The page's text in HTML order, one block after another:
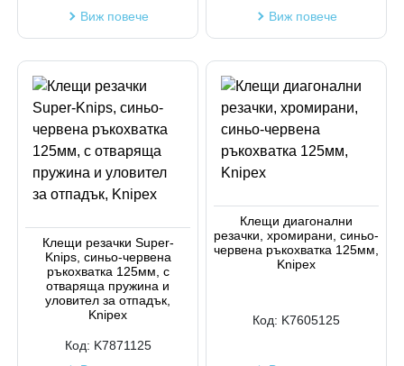
Виж повече
Виж повече
Клещи резачки Super-
Knips, синьо-червена
ръкохватка 125мм, с
отваряща пружина и
уловител за отпадък,
Knipex
Код: K7871125
Клещи диагонални
резачки, хромирани, синьо-
червена ръкохватка 125мм,
Knipex
Код: K7605125